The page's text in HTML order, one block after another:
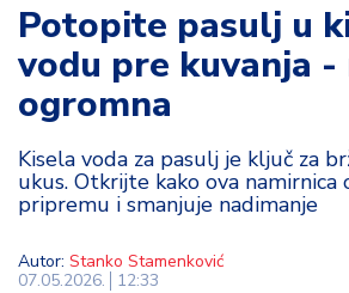
M
Potopite pasulj u
vodu pre kuvanja
ogromna
Kisela voda za pasulj je ključ za
ukus. Otkrijte kako ova namirnica
pripremu i smanjuje nadimanje
Autor: Stanko Stamenković
07.05.2026.
12:33